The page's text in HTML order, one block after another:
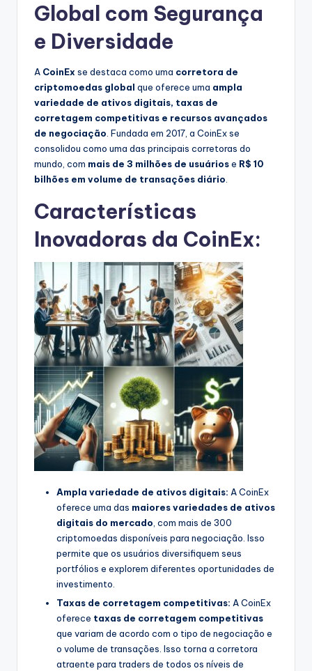
Global com Segurança
e Diversidade
A CoinEx se destaca como uma corretora de
criptomoedas global que oferece uma ampla
variedade de ativos digitais, taxas de
corretagem competitivas e recursos avançados
de negociação. Fundada em 2017, a CoinEx se
consolidou como uma das principais corretoras do
mundo, com mais de 3 milhões de usuáriose R$ 10
bilhões em volume de transações diário.
Características
Inovadoras da CoinEx:
Ampla variedade de ativos digitais: A CoinEx
oferece uma das maiores variedades de ativos
digitais do mercado, com mais de 300
criptomoedas disponíveis para negociação. Isso
permite que os usuários diversifiquem seus
portfólios e explorem diferentes oportunidades de
investimento.
Taxas de corretagem competitivas: A CoinEx
oferece taxas de corretagem competitivas
que variam de acordo com o tipo de negociação e
o volume de transações. Isso torna a corretora
atraente para traders de todos os níveis de